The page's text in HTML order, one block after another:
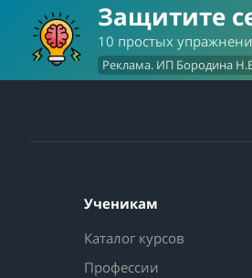
Защитите
10 простых
Реклама. ИП Бородина
Ученикам
Каталог курсов
Профессии